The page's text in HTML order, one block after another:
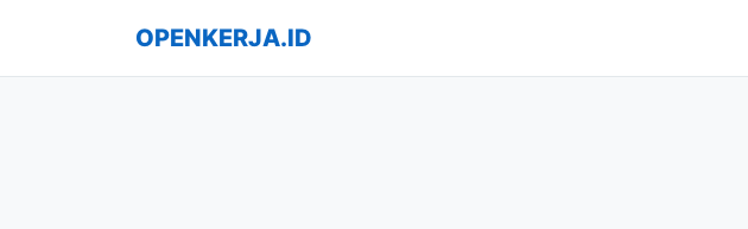
OPENKERJA.ID